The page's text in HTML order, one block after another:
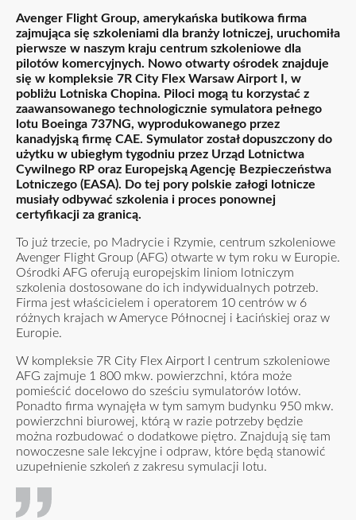
Avenger Flight Group, amerykańska butikowa firma
zajmująca się szkoleniami dla branży lotniczej, uruchomiła
pierwsze w naszym kraju centrum szkoleniowe dla
pilotów komercyjnych. Nowo otwarty ośrodek znajduje
się w kompleksie 7R City Flex Warsaw Airport I, w
pobliżu Lotniska Chopina. Piloci mogą tu korzystać z
zaawansowanego technologicznie symulatora pełnego
lotu Boeinga 737NG, wyprodukowanego przez
kanadyjską firmę CAE. Symulator został dopuszczony do
użytku w ubiegłym tygodniu przez Urząd Lotnictwa
Cywilnego RP oraz Europejską Agencję Bezpieczeństwa
Lotniczego (EASA). Do tej pory polskie załogi lotnicze
musiały odbywać szkolenia i proces ponownej
certyfikacji za granicą.
To już trzecie, po Madrycie i Rzymie, centrum szkoleniowe
Avenger Flight Group (AFG) otwarte w tym roku w Europie.
Ośrodki AFG oferują europejskim liniom lotniczym
szkolenia dostosowane do ich indywidualnych potrzeb.
Firma jest właścicielem i operatorem 10 centrów w 6
różnych krajach w Ameryce Północnej i Łacińskiej oraz w
Europie.
W kompleksie 7R City Flex Airport I centrum szkoleniowe
AFG zajmuje 1 800 mkw. powierzchni, która może
pomieścić docelowo do sześciu symulatorów lotów.
Ponadto firma wynajęła w tym samym budynku 950 mkw.
powierzchni biurowej, którą w razie potrzeby będzie
można rozbudować o dodatkowe piętro. Znajdują się tam
nowoczesne sale lekcyjne i odpraw, które będą stanowić
uzupełnienie szkoleń z zakresu symulacji lotu.